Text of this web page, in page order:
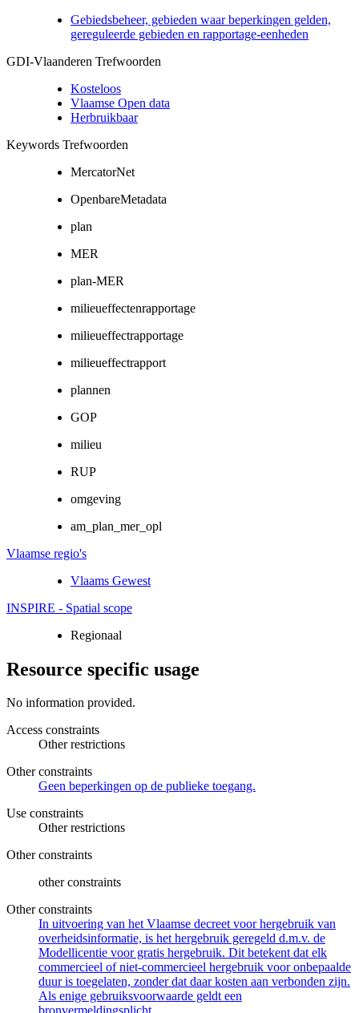
Gebiedsbeheer, gebieden waar beperkingen gelden,
gereguleerde gebieden en rapportage-eenheden
GDI-Vlaanderen Trefwoorden
Kosteloos
Vlaamse Open data
Herbruikbaar
Keywords Trefwoorden
MercatorNet
OpenbareMetadata
plan
MER
plan-MER
milieueffectenrapportage
milieueffectrapportage
milieueffectrapport
plannen
GOP
milieu
RUP
omgeving
am_plan_mer_opl
Vlaamse regio's
Vlaams Gewest
INSPIRE - Spatial scope
Regionaal
Resource specific usage
No information provided.
Access constraints
Other restrictions
Other constraints
Geen beperkingen op de publieke toegang.
Use constraints
Other restrictions
Other constraints
other constraints
Other constraints
In uitvoering van het Vlaamse decreet voor hergebruik van
overheidsinformatie, is het hergebruik geregeld d.m.v. de
Modellicentie voor gratis hergebruik. Dit betekent dat elk
commercieel of niet-commercieel hergebruik voor onbepaalde
duur is toegelaten, zonder dat daar kosten aan verbonden zijn.
Als enige gebruiksvoorwaarde geldt een